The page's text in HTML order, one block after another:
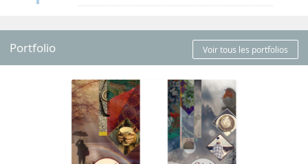
Portfolio Voir tous les portfolios